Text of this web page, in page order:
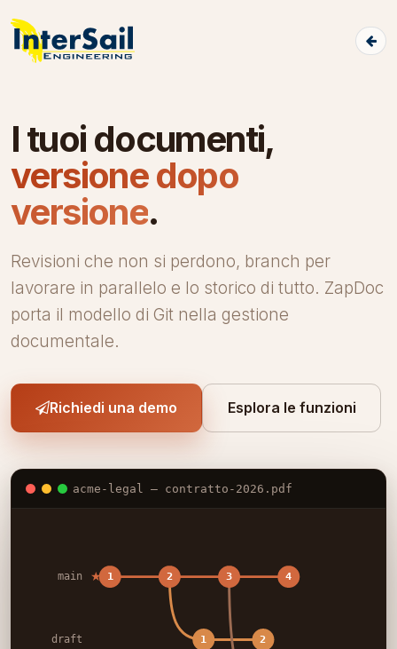
I tuoi documenti,
versione dopo
versione.
Revisioni che non si perdono, branch per
lavorare in parallelo e lo storico di tutto. ZapDoc
porta il modello di Git nella gestione
documentale.
Richiedi una demo Esplora le funzioni
acme-legal — contratto-2026.pdf
main ★
draft
1 2 3 4
1 2